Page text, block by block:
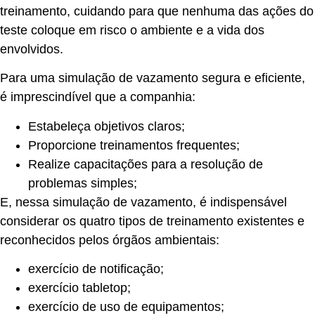
treinamento, cuidando para que nenhuma das ações do
teste coloque em risco o ambiente e a vida dos
envolvidos.
Para uma simulação de vazamento segura e eficiente,
é imprescindível que a companhia:
Estabeleça objetivos claros;
Proporcione treinamentos frequentes;
Realize capacitações para a resolução de
problemas simples;
E, nessa simulação de vazamento, é indispensável
considerar os quatro tipos de treinamento existentes e
reconhecidos pelos órgãos ambientais:
exercício de notificação;
exercício tabletop;
exercício de uso de equipamentos;